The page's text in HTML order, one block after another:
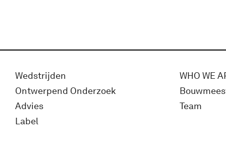
Wedstrijden
Ontwerpend Onderzoek
Advies
Label
WHO WE
Team